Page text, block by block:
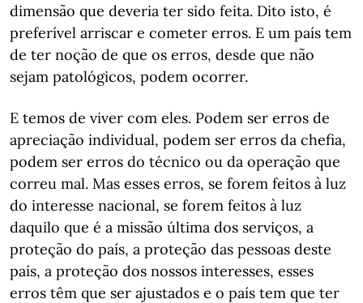
dimensão que deveria ter sido feita. Dito isto, é
preferível arriscar e cometer erros. E um país tem
de ter noção de que os erros, desde que não
sejam patológicos, podem ocorrer.
E temos de viver com eles. Podem ser erros de
apreciação individual, podem ser erros da chefia,
podem ser erros do técnico ou da operação que
correu mal. Mas esses erros, se forem feitos à luz
do interesse nacional, se forem feitos à luz
daquilo que é a missão última dos serviços, a
proteção do país, a proteção das pessoas deste
país, a proteção dos nossos interesses, esses
erros têm que ser ajustados e o país tem que ter